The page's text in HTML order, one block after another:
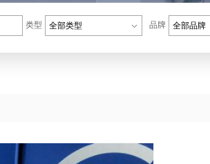
类型 全部类型 品牌 全部品牌